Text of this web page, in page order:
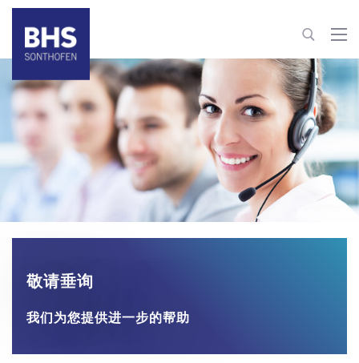
+86 22 82126263
info@bhs-sonthofen.cn
联系信息
敬请垂询
我们为您提供进一步的帮助